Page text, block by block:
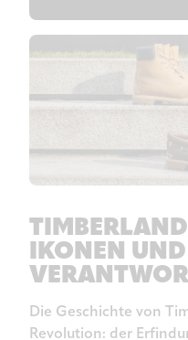
IKONEN
Die Geschichte von
Revolution: der